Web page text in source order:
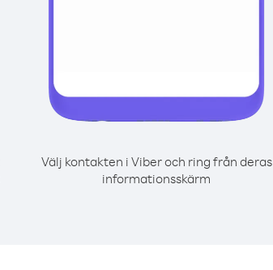
Välj kontakten i Viber och ring från deras
informationsskärm